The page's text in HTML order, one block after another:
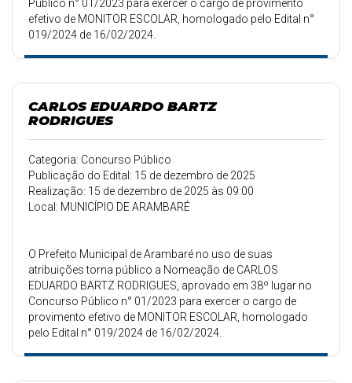
Público n° 01/2023 para exercer o cargo de provimento
efetivo de MONITOR ESCOLAR, homologado pelo Edital n°
019/2024 de 16/02/2024.
CARLOS EDUARDO BARTZ
RODRIGUES
Categoria: Concurso Público
Publicação do Edital: 15 de dezembro de 2025
Realização: 15 de dezembro de 2025 às 09:00
Local: MUNICÍPIO DE ARAMBARÉ
O Prefeito Municipal de Arambaré no uso de suas
atribuições torna público a Nomeação de CARLOS
EDUARDO BARTZ RODRIGUES, aprovado em 38º lugar no
Concurso Público n° 01/2023 para exercer o cargo de
provimento efetivo de MONITOR ESCOLAR, homologado
pelo Edital n° 019/2024 de 16/02/2024.